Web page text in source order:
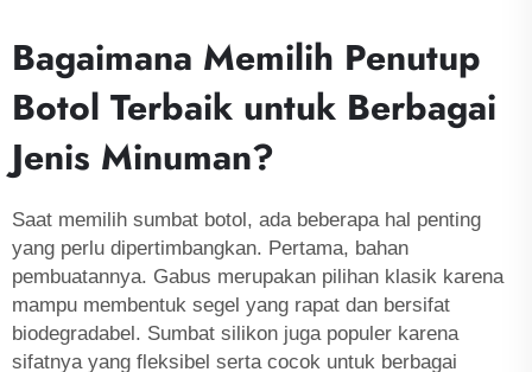
Bagaimana Memilih Penutup
Botol Terbaik untuk Berbagai
Jenis Minuman?
Saat memilih sumbat botol, ada beberapa hal penting
yang perlu dipertimbangkan. Pertama, bahan
pembuatannya. Gabus merupakan pilihan klasik karena
mampu membentuk segel yang rapat dan bersifat
biodegradabel. Sumbat silikon juga populer karena
sifatnya yang fleksibel serta cocok untuk berbagai